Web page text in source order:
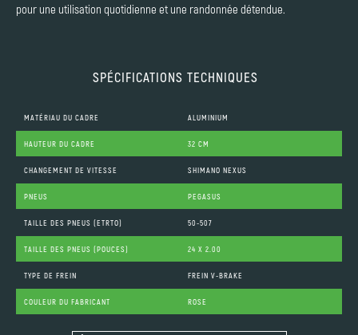
pour une utilisation quotidienne et une randonnée détendue.
SPÉCIFICATIONS TECHNIQUES
MATÉRIAU DU CADRE ALUMINIUM
HAUTEUR DU CADRE 32 CM
CHANGEMENT DE VITESSE SHIMANO NEXUS
PNEUS PEGASUS
TAILLE DES PNEUS (ETRTO) 50-507
TAILLE DES PNEUS (POUCES) 24 X 2.00
TYPE DE FREIN FREIN V-BRAKE
COULEUR DU FABRICANT ROSE